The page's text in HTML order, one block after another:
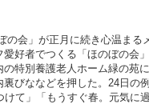
の会」が正月に続き心温まる
好者でつくる「ほのぼの会
特別養護老人ホーム緑の苑
びななどを押した。24日の
て」「もうすぐ春。元気に